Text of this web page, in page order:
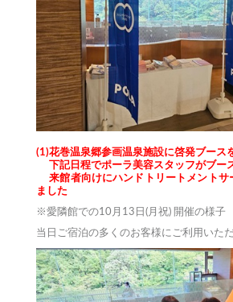
(1)花巻温泉郷参画温泉施設に啓発ブース
下記日程でポーラ美容スタッフがブー
来館者向けにハンドトリートメントサ
ました
※愛隣館での10月13日(月祝) 開催の様子
当日ご宿泊の多くのお客様にご利用いた